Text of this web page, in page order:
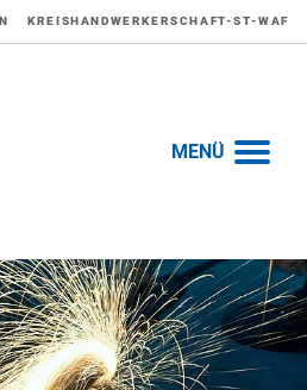
KREISHANDWERKERSCHAFT-ST-WAF
MENÜ